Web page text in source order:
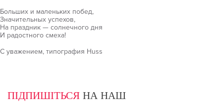
Больших и маленьких побед,
Значительных успехов,
На праздник — солнечного дня
И радостного смеха!
С уважением, типография Huss
ПІДПИШІТЬСЯ НА НАШ